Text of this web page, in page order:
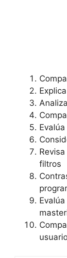
⁣filtros